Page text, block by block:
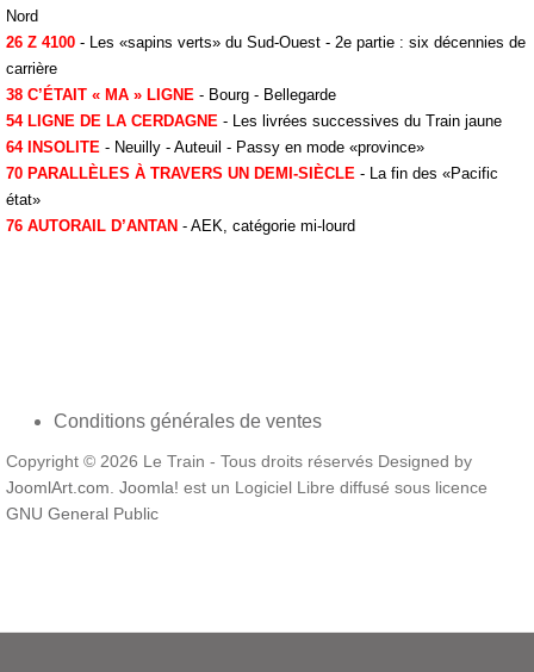
Nord
26 Z 4100 - Les «sapins verts» du Sud-Ouest - 2e partie : six décennies de
carrière
38 C’ÉTAIT « MA » LIGNE - Bourg - Bellegarde
54 LIGNE DE LA CERDAGNE - Les livrées successives du Train jaune
64 INSOLITE - Neuilly - Auteuil - Passy en mode «province»
70 PARALLÈLES À TRAVERS UN DEMI-SIÈCLE - La fin des «Pacific
état»
76 AUTORAIL D’ANTAN - AEK, catégorie mi-lourd
Conditions générales de ventes
Copyright © 2026 Le Train - Tous droits réservés Designed by
JoomlArt.com. Joomla! est un Logiciel Libre diffusé sous licence
GNU General Public